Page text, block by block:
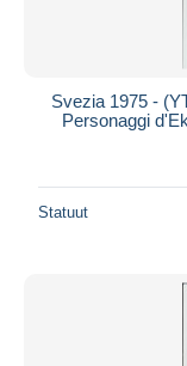
Svezia 1975 -
Personaggi
Statuut